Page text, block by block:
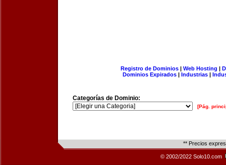
Registro de Dominios| Web Hosting |
Dominios Expirados | Industrias |
Categorías de Dominio:
[Pág.
** Precios
© 2002/2022 Solo10.com